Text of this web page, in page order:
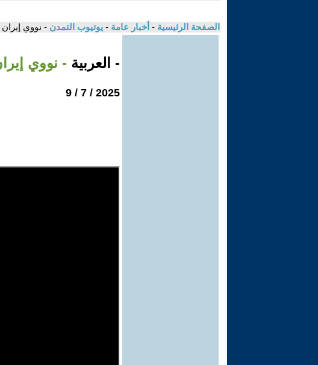
الصفحة الرئيسية - أخبار عامة - يوتيوب التمدن - نووي
- العربية - نووي
2025 / 7 / 9